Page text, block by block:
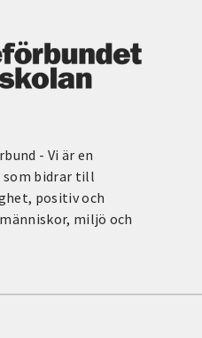
- Vi är en
bidrar till
positiv och
miljö och